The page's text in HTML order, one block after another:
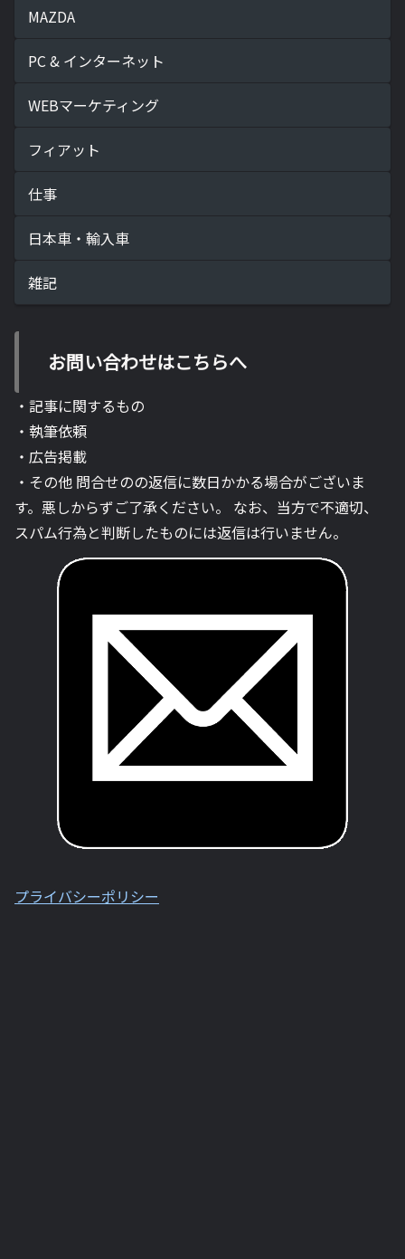
MAZDA
PC & インターネット
WEBマーケティング
フィアット
仕事
日本車・輸入車
雑記
お問い合わせはこちらへ
・記事に関するもの
・執筆依頼
・広告掲載
・その他 問合せのの返信に数日かかる場合がございま
す。悪しからずご了承ください。 なお、当方で不適切、
スパム行為と判断したものには返信は行いません。
プライバシーポリシー